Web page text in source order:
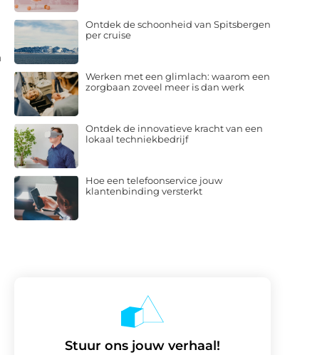
Ontdek de schoonheid van Spitsbergen
per cruise
Werken met een glimlach: waarom een
zorgbaan zoveel meer is dan werk
Ontdek de innovatieve kracht van een
lokaal techniekbedrijf
Hoe een telefoonservice jouw
klantenbinding versterkt
Stuur ons jouw verhaal!